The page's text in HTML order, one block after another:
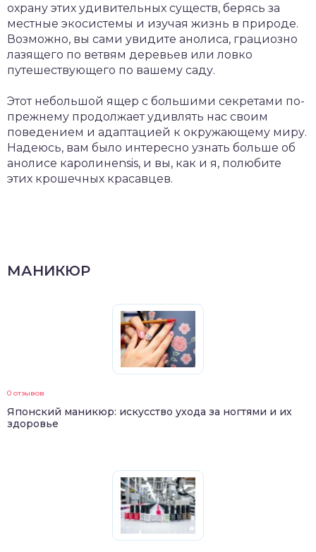
охрану этих удивительных существ, берясь за
местные экосистемы и изучая жизнь в природе.
Возможно, вы сами увидите анолиса, грациозно
лазящего по ветвям деревьев или ловко
путешествующего по вашему саду.
Этот небольшой ящер с большими секретами по-
прежнему продолжает удивлять нас своим
поведением и адаптацией к окружающему миру.
Надеюсь, вам было интересно узнать больше об
анолисе каролинensis, и вы, как и я, полюбите
этих крошечных красавцев.
МАНИКЮР
0 отзывов
Японский маникюр: искусство ухода за ногтями и их
здоровье